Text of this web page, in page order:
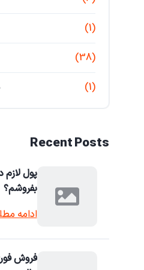
(1)
(38)
(1)
Recent Posts
پول لازم
بفروشم؟
ادامه
فروش